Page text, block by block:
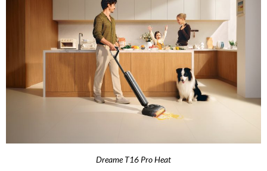
Dreame T16 Pro Heat